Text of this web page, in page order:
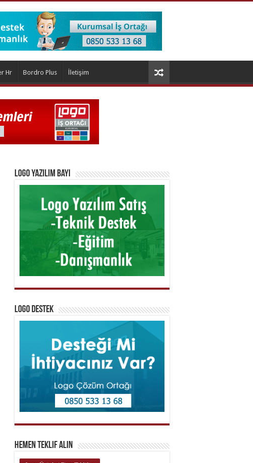
Hr Bordro Plus İletişim
Logo Yazılım Bayi
Logo Destek
Hemen Teklif Alın